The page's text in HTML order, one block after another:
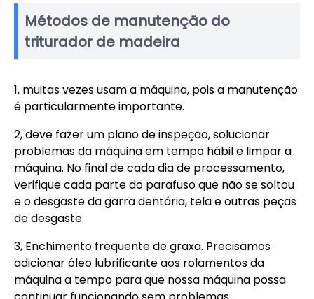
Métodos de manutenção do
triturador de madeira
1, muitas vezes usam a máquina, pois a manutenção
é particularmente importante.
2, deve fazer um plano de inspeção, solucionar
problemas da máquina em tempo hábil e limpar a
máquina. No final de cada dia de processamento,
verifique cada parte do parafuso que não se soltou
e o desgaste da garra dentária, tela e outras peças
de desgaste.
3, Enchimento frequente de graxa. Precisamos
adicionar óleo lubrificante aos rolamentos da
máquina a tempo para que nossa máquina possa